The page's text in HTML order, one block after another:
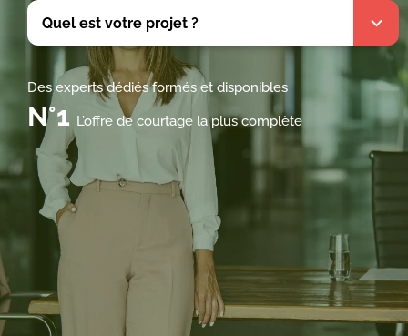
Quel est votre projet ?
Des experts dédiés formés et disponibles
N°1 L’offre de courtage la plus complète